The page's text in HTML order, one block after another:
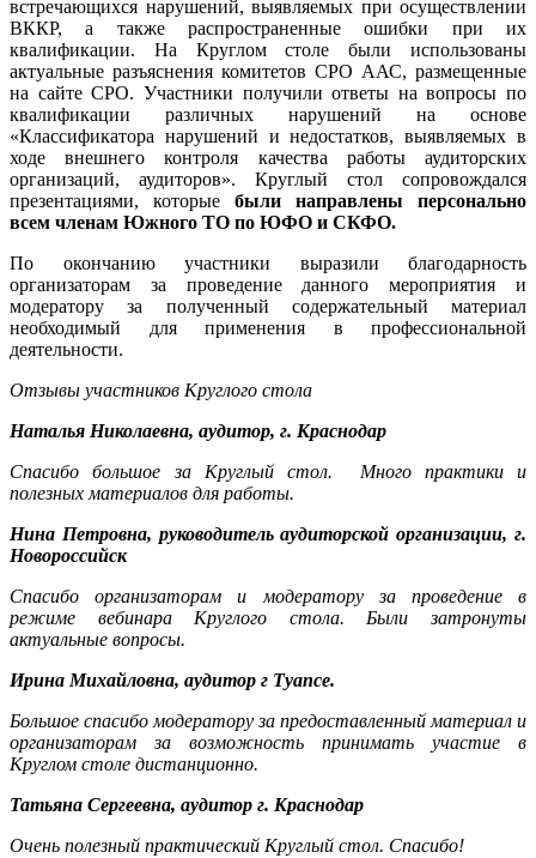
встречающихся нарушений, выявляемых при осуществлении
ВККР, а также распространенные ошибки при их
квалификации. На Круглом столе были использованы
актуальные разъяснения комитетов СРО ААС, размещенные
на сайте СРО. Участники получили ответы на вопросы по
квалификации различных нарушений на основе
«Классификатора нарушений и недостатков, выявляемых в
ходе внешнего контроля качества работы аудиторских
организаций, аудиторов». Круглый стол сопровождался
презентациями, которые были направлены
персонально
всем членам Южного ТО по ЮФО и СКФО.
По окончанию участники выразили благодарность
организаторам за проведение данного мероприятия и
модератору за полученный содержательный материал
необходимый для применения в профессиональной
деятельности.
Отзывы участников Круглого стола
Наталья Николаевна, аудитор, г. Краснодар
Спасибо большое за Круглый стол. Много практики и
полезных материалов для работы.
Нина Петровна, руководитель аудиторской организации, г.
Новороссийск
Спасибо организаторам и модератору за проведение в
режиме вебинара Круглого стола. Были затронуты
актуальные вопросы.
Ирина Михайловна, аудитор г Туапсе.
Большое спасибо модератору за предоставленный материал и
организаторам за возможность принимать участие в
Круглом столе дистанционно.
Татьяна Сергеевна, аудитор г. Краснодар
Очень полезный практический Круглый стол. Спасибо!